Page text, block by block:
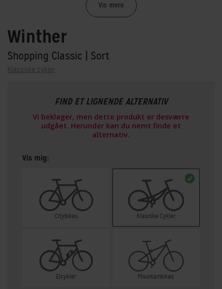
Vis mere
Winther
Shopping Classic | Sort
Klassiske cykler
FIND ET LIGNENDE ALTERNATIV
Vi beklager, men dette produkt er desværre
udgået. Herunder kan du nemt finde et
alternativ.
Vis mig:
Citybikes Klasiske Cykler
Elcykler Mountainbikes